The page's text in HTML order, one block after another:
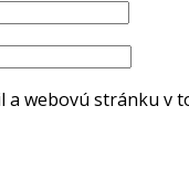
a webovú stránku v